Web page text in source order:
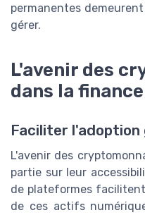
permanentes
gérer.
L'avenir des
dans la finance
Faciliter
L'avenir des
partie sur leur
de plateformes
de ces actifs